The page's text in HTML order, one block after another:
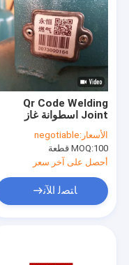
Qr Code Welding
Joint اسطوانة غاز
الباركود مقاومة الزيت
للحرارة
الأسعار:negotiable
MOQ:100 قطعة
أحصل على آخر سعر
ﺎﺘﺼﻟ ﺍﻶﻧ